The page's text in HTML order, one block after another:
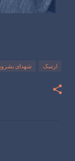
ارسک شهدای بشرویه